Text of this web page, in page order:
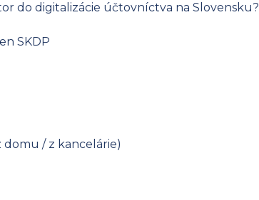
do digitalizácie účtovníctva na Slovensku?
SKDP
/ z kancelárie)